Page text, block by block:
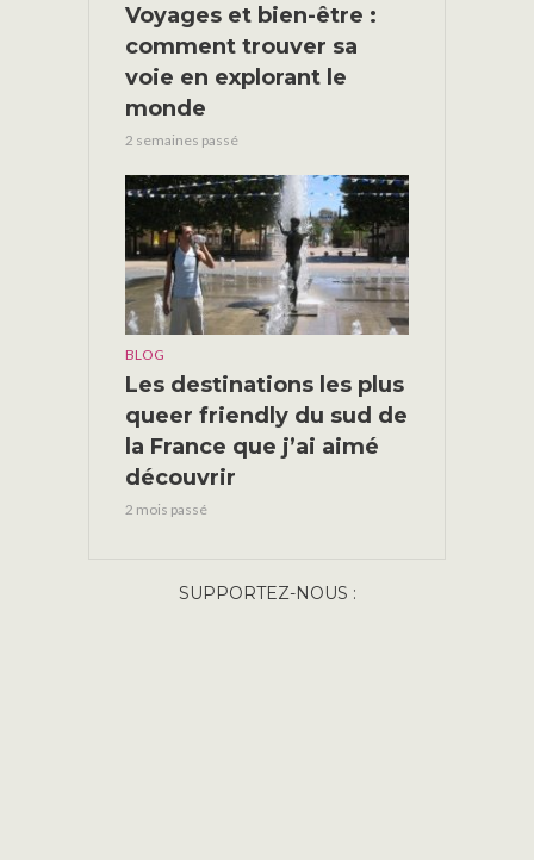
Voyages et bien-être :
comment trouver sa
voie en explorant le
monde
2 semaines passé
BLOG
Les destinations les plus
queer friendly du sud de
la France que j’ai aimé
découvrir
2 mois passé
SUPPORTEZ-NOUS :